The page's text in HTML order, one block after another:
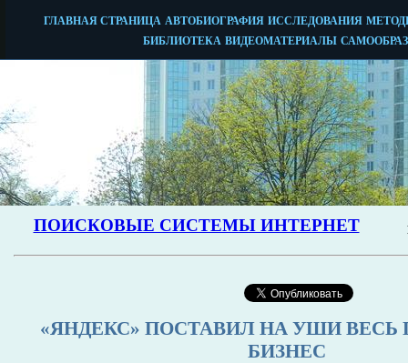
«ЯНДЕКС» ПОСТАВИЛ НА УШИ
БИЗНЕС